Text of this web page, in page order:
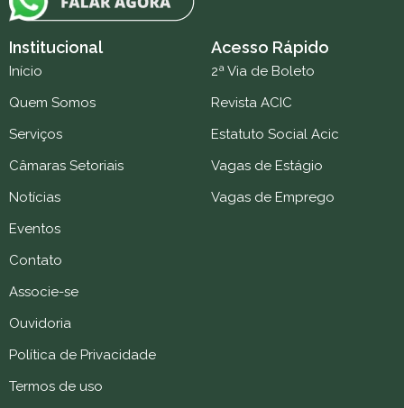
Institucional
Início
Quem Somos
Serviços
Câmaras Setoriais
Notícias
Eventos
Contato
Associe-se
Ouvidoria
Política de Privacidade
Termos de uso
Acesso Rápido
2ª Via de Boleto
Revista ACIC
Estatuto Social Acic
Vagas de Estágio
Vagas de Emprego